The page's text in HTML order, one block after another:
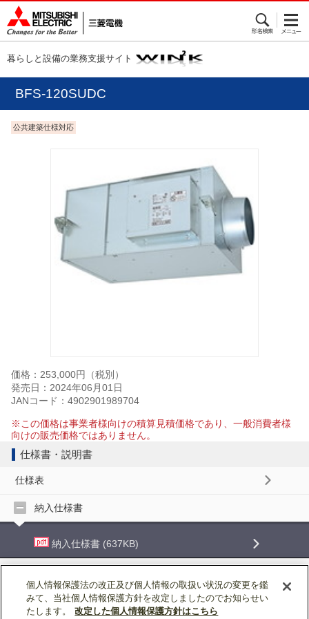
暮らしと設備の業務支援サイト
BFS-120SUDC
公共建築仕様対応
価格：253,000円（税別）
発売日：2024年06月01日
JANコード：4902901989704
※この価格は事業者様向けの積算見積価格であり、一般消費者様
向けの販売価格ではありません。
仕様書・説明書
仕様表
納入仕様書
納入仕様書 (637KB)
据付工事説明書
個人情報保護法の改正及び個人情報の取扱い状況の変更を鑑
みて、当社個人情報保護方針を改定しましたのでお知らせい
たします。
改定した個人情報保護方針はこちら